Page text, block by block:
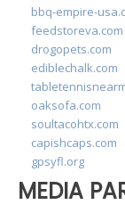
bbq-empire-
feedstoreva.com
drogopets.com
ediblechalk.com
oaksofa.com
soultacohtx.com
capishcaps.com
gpsyfl.org
MEDIA